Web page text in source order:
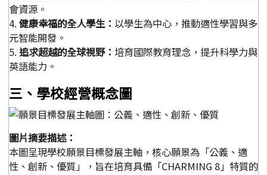
會資源。
4. 健康幸福的全人學生： 以學生為中心，推動適性學習與多
元智能開發。
5. 追求超越的全球視野： 培育國際教育理念，提升科學力與
英語能力。
三、學校經營概念圖
圖片摘要描述：
本圖呈現學校願景目標發展主軸，核心願景為「公義、適
性、創新、優質」，旨在培育具備「CHARMING 8」特質的